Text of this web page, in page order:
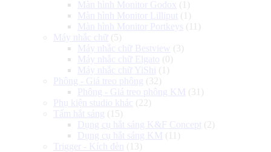
Màn hình Monitor Godox (1)
Màn hình Monitor Lilliput (1)
Màn hình Monitor Portkeys (11)
Máy nhắc chữ (5)
Máy nhắc chữ Bestview (3)
Máy nhắc chữ Elgato (0)
Máy nhắc chữ YiShi
(1)
Phông - Giá treo phông (32)
Phông - Giá treo phông KM (31)
Phụ kiện studio khác (22)
Tấm hắt sáng (15)
Dụng cụ hắt sáng K&F Concept (2)
Dụng cụ hắt sáng KM (11)
Trigger - Kích đèn
(13)